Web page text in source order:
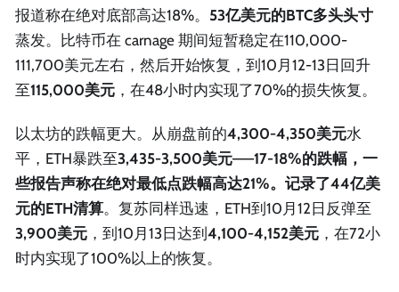
报道称在绝对底部高达18%。 53亿美元的BTC多头头寸
蒸发。比特币在 carnage 期间短暂稳定在110,000-
111,700美元左右，然后开始恢复，到10月12-13日回升
至115,000美元 ，在48小时内实现了70%的损失恢复。
以太坊的跌幅更大。从崩盘前的4,300-4,350美元水
平，ETH暴跌至3,435-3,500美元——17-18%的跌幅，一
些报告声称在绝对最低点跌幅高达21%。记录了44亿美
元的ETH清算。复苏同样迅速，ETH到10月12日反弹至
3,900美元 ，到10月13日达到4,100-4,152美元 ，在72小
时内实现了100%以上的恢复。